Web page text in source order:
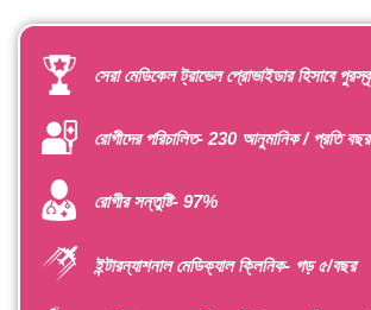
সেরা মেডিকেল ট্রাভেল প্রোভাইডার হিসাবে
রোগীদের পরিচালিত- 230 আনুমানিক / প্রতি বছর
রোগীর সন্তুষ্টি- 97%
ইন্টারন্যাশনাল মেডিক্যাল ক্লিনিক- গড় ৫/বছর